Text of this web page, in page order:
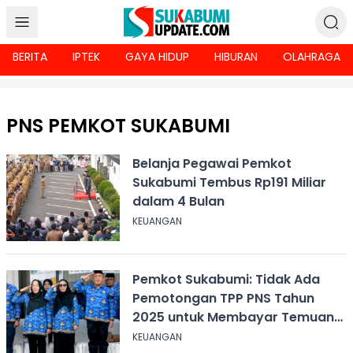
BERITA IPTEK GAYA HIDUP HIBURAN OLAHRAGA
PNS PEMKOT SUKABUMI
Belanja Pegawai Pemkot
Sukabumi Tembus Rp191 Miliar
dalam 4 Bulan
KEUANGAN
Pemkot Sukabumi: Tidak Ada
Pemotongan TPP PNS Tahun
2025 untuk Membayar Temuan
BPK
KEUANGAN